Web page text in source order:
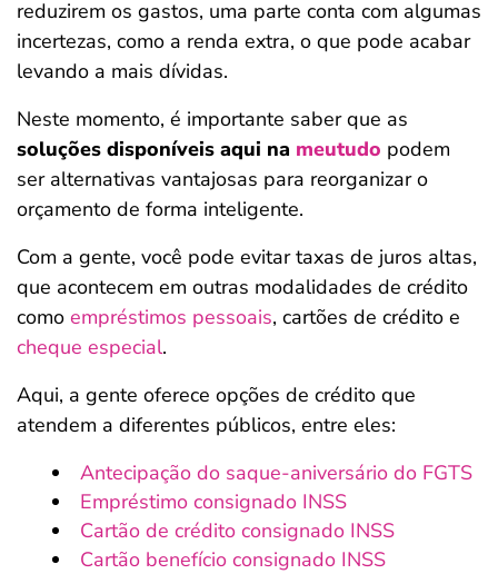
reduzirem os gastos, uma parte conta com algumas
incertezas, como a renda extra, o que pode acabar
levando a mais dívidas.
Neste momento, é importante saber que as
soluções disponíveis aqui na meutudo podem
ser alternativas vantajosas para reorganizar o
orçamento de forma inteligente.
Com a gente, você pode evitar taxas de juros altas,
que acontecem em outras modalidades de crédito
como empréstimos pessoais, cartões de crédito e
cheque especial.
Aqui, a gente oferece opções de crédito que
atendem a diferentes públicos, entre eles:
Antecipação do saque-aniversário do FGTS
Empréstimo consignado INSS
Cartão de crédito consignado INSS
Cartão benefício consignado INSS